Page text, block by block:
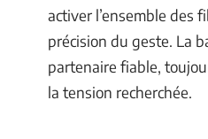
activer l’ensemble des
précision du geste. La
partenaire fiable,
la tension recherchée.